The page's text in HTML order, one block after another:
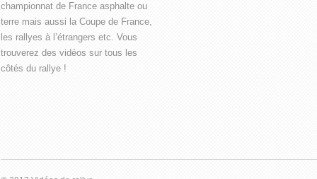
championnat de France asphalte ou
terre mais aussi la Coupe de France,
les rallyes à l’étrangers etc. Vous
trouverez des vidéos sur tous les
côtés du rallye !